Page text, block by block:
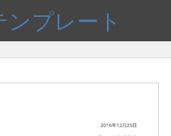
ンプレート